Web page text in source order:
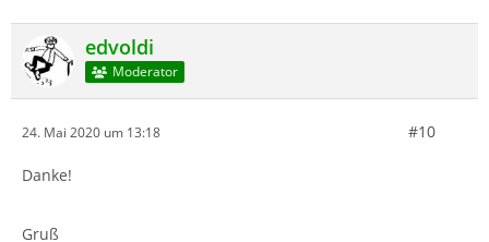
edvoldi
Moderator
24. Mai 2020 um 13:18 #10
Danke!
Gruß